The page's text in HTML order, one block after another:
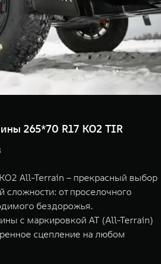
265*70 R17 KO2 TIR
All-Terrain – прекрасный выбор
сложности: от проселочного
бездорожья.
с маркировкой AT (All-Terrain)
сцепление на любом